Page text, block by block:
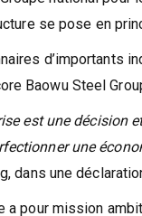
se pose en
d’importants
Baowu Steel
est une décision
une
dans une
a pour mission